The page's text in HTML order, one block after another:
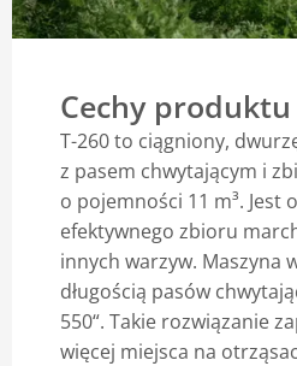
Cechy
T-260 to ciągniony,
z pasem chwytającym i
o pojemności 11 m³. Jest
efektywnego zbioru
innych warzyw. Maszyna
długością pasów
550“. Takie rozwiązanie
więcej miejsca na
O nas
Blog